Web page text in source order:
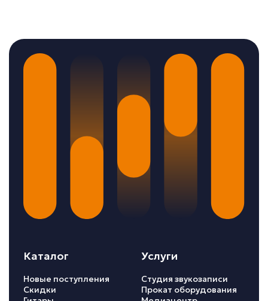
Каталог
Новые поступления
Скидки
Услуги
Студия звукозаписи
Прокат оборудования